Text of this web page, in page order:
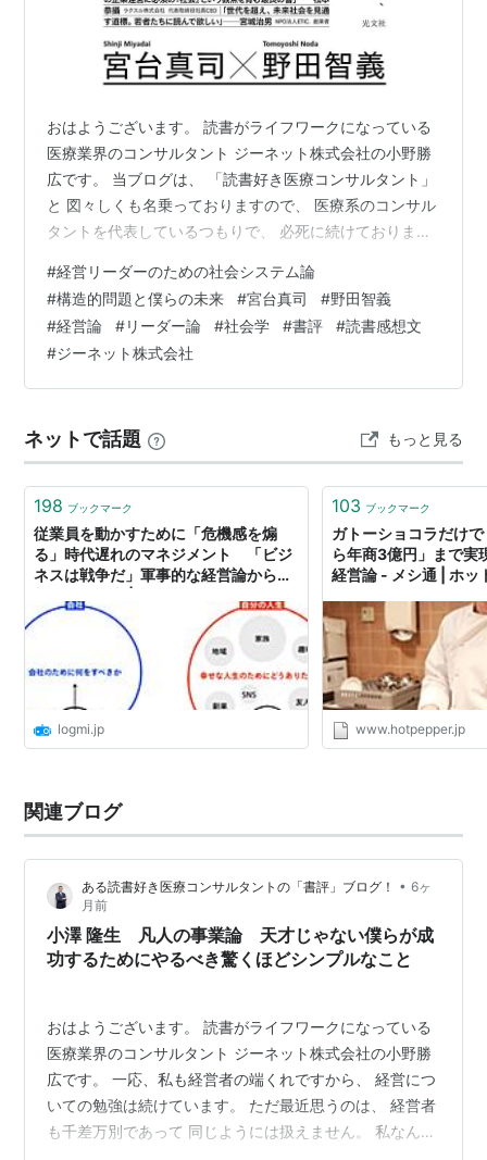
おはようございます。 読書がライフワークになっている
医療業界のコンサルタント ジーネット株式会社の小野勝
広です。 当ブログは、 「読書好き医療コンサルタント」
と 図々しくも名乗っておりますので、 医療系のコンサル
タントを代表しているつもりで、 必死に続けておりま
うして書評を書くことで、 読書の「実り」が増している
のは確かです。 いつまで続けられるのかはわかりません
が、 できるだけ末永く続けてまいる所存です。 今回ご紹
介する書籍は、 【 経営リーダーのための社会システム論
構造的問題と僕らの未来 】 です。 本書をピックアップ
#経営リーダーのための社会システム論
#構造的問題と僕らの未来 #宮台真司 #野田智義
#経営論 #リーダー論 #社会学 #書評 #読書感想文
#ジーネット株式会社
ネットで話題 もっと見る
198 ブックマーク
従業員を動かすために「危機感を煽
る」時代遅れのマネジメント 「ビジ
ネスは戦争だ」軍事的な経営論から脱
logmi.jp
103 ブックマーク
ガトーショコラだけ
ら年商3億円」まで実
経営論 - メシ通 | ホッ
www.hotpepper.jp
関連ブログ
ある読書好き医療コンサルタントの「書評」ブログ！ • 6ヶ
月前
小澤 隆生 凡人の事業論 天才じゃない僕らが成
功するためにやるべき驚くほどシンプルなこと
おはようございます。 読書がライフワークになっている
医療業界のコンサルタント ジーネット株式会社の小野勝
広です。 一応、私も経営者の端くれですから、 経営につ
いての勉強は続けています。 ただ最近思うのは、 経営者
も千差万別であって 同じようには扱えません。 私なんぞ